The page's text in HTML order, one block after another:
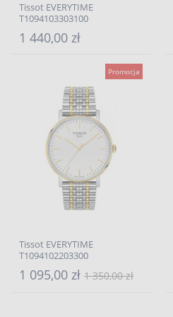
Tissot EVERYTIME
T1094103303100
1 440,00 zł
Promocja
Tissot EVERYTIME
T1094102203300
1 095,00 zł 1 350,00 zł